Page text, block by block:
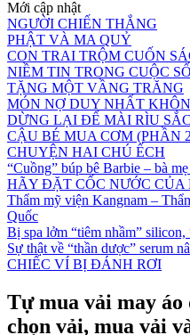
Mới cập nhật
NGƯỜI CHIẾN THẮNG
PHẬT VÀ MA QUỶ
CON TRAI TRỘM CUỐN
NIỀM TIN TRONG CUỘC
TẶNG MỘT VẦNG TRĂNG
MÓN NỢ DUY NHẤT
DỪNG LẠI ĐỂ MÀI RÌU
CẬU BÉ MUA CƠM (PHẦN
CHUYỆN HAI CHÚ ẾCH
“Cuồng” búp bê Barbie – bà
HÃY ĐẶT CỐC NƯỚC CỦA
Thẩm mỹ viện Kangnam –
Quốc
Bị spa lởm “tiêm nhầm”
Sự thật về “thần dược” serum
CHIẾC VÍ BỊ ĐÁNH RƠI
Tự mua vải may
chọn vải, mua vải